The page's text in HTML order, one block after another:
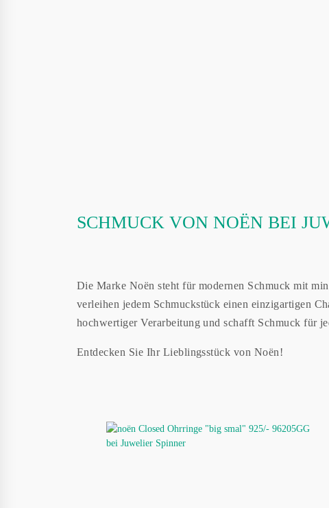
SCHMUCK VON NOËN BEI
Die Marke Noën steht für modernen Schmuck mit
verleihen jedem Schmuckstück einen einzigartigen
hochwertiger Verarbeitung und schafft Schmuck für
Entdecken Sie Ihr Lieblingsstück von Noën!